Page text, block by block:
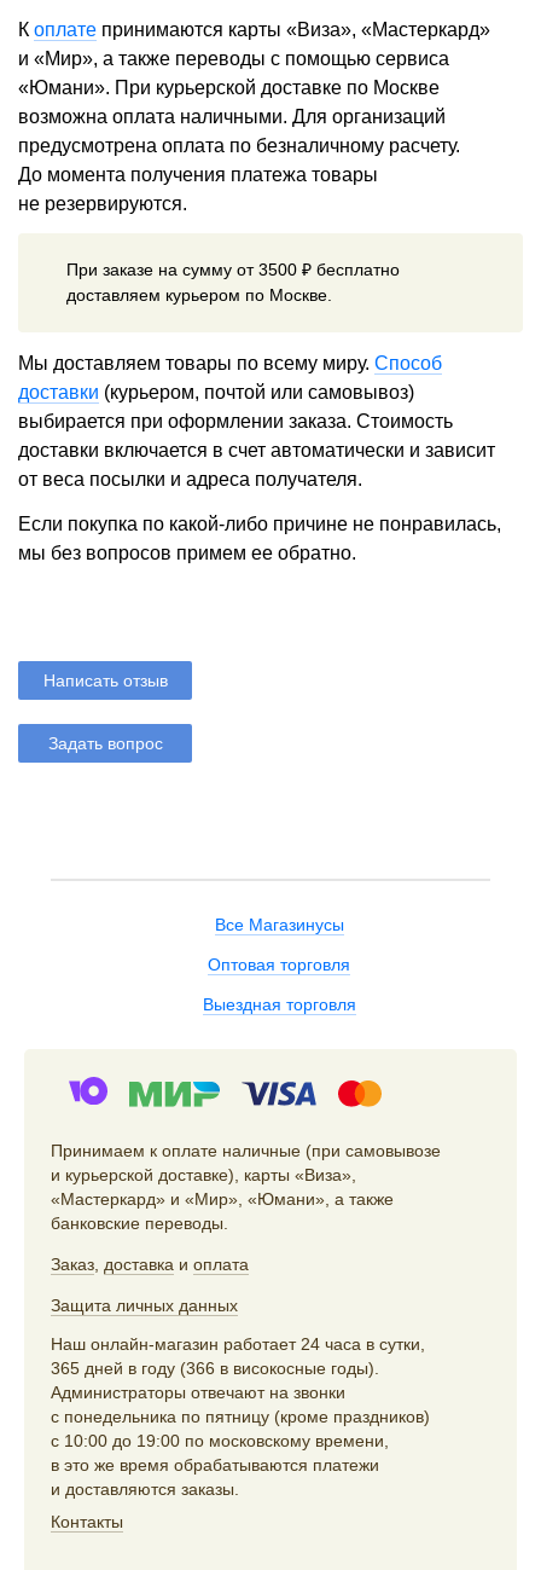
К оплате принимаются карты «Виза», «Мастеркард»
и «Мир», а также переводы с помощью сервиса
«Юмани». При курьерской доставке по Москве
возможна оплата наличными. Для организаций
предусмотрена оплата по безналичному расчету.
До момента получения платежа товары
не резервируются.
При заказе на сумму от 3500 ₽ бесплатно
доставляем курьером по Москве.
Мы доставляем товары по всему миру. Способ
доставки (курьером, почтой или самовывоз)
выбирается при оформлении заказа. Стоимость
доставки включается в счет автоматически и зависит
от веса посылки и адреса получателя.
Если покупка по какой-либо причине не понравилась,
мы без вопросов примем ее обратно.
Написать отзыв
Задать вопрос
Все Магазинусы
Оптовая торговля
Выездная торговля
Принимаем к оплате наличные (при самовывозе
и курьерской доставке), карты «Виза»,
«Мастеркард» и «Мир», «Юмани», а также
банковские переводы.
Заказ доставка и оплата
Защита личных данных
Наш онлайн-магазин работает 24 часа в сутки,
365 дней в году (366 в високосные годы).
Администраторы отвечают на звонки
с понедельника по пятницу (кроме праздников)
с 10:00 до 19:00 по московскому времени,
в это же время обрабатываются платежи
и доставляются заказы.
Контакты